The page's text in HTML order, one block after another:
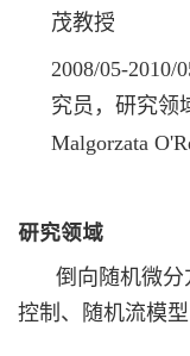
茂教授
2008/05-2010/
究员，研究领
Malgorzata
研究领域
倒向随机微
控制、随机流模型